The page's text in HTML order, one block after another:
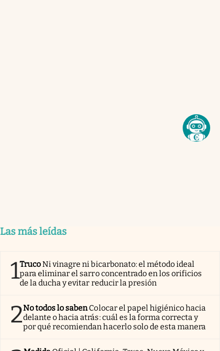
Las más leídas
1TrucoNi vinagre ni bicarbonato: el método ideal
para eliminar el sarro concentrado en los orificios
de la ducha y evitar reducir la presión
2No todos lo sabenColocar el papel higiénico hacia
delante o hacia atrás: cuál es la forma correcta y
por qué recomiendan hacerlo solo de esta manera